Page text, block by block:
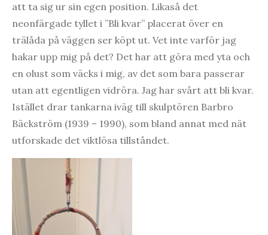
att ta sig ur sin egen position. Likaså det
neonfärgade tyllet i ”Bli kvar” placerat över en
trälåda på väggen ser köpt ut. Vet inte varför jag
hakar upp mig på det? Det har att göra med yta och
en olust som väcks i mig, av det som bara passerar
utan att egentligen vidröra. Jag har svårt att bli kvar.
Istället drar tankarna iväg till skulptören Barbro
Bäckström (1939 – 1990), som bland annat med nät
utforskade det viktlösa tillståndet.